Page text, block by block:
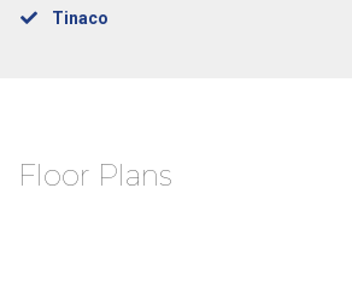
Tinaco
Floor Plans